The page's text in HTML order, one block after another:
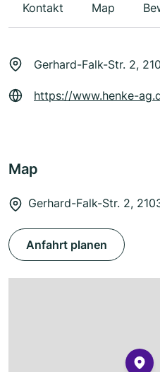
Kontakt Map
Gerhard-Falk-Str. 2,
https://www.henke-
Map
Gerhard-Falk-Str. 2,
Anfahrt planen